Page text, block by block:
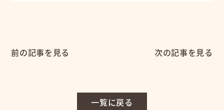
前の記事を見る
一覧に戻る
次の記事を見る